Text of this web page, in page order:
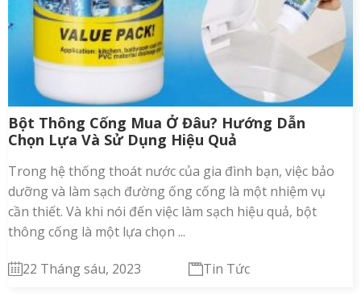
Bột Thông Cống Mua Ở Đâu? Hướng Dẫn
Chọn Lựa Và Sử Dụng Hiệu Quả
Trong hệ thống thoát nước của gia đình bạn, việc bảo
dưỡng và làm sạch đường ống cống là một nhiệm vụ
cần thiết. Và khi nói đến việc làm sạch hiệu quả, bột
thông cống là một lựa chọn ...
22 Tháng sáu, 2023 Tin Tức